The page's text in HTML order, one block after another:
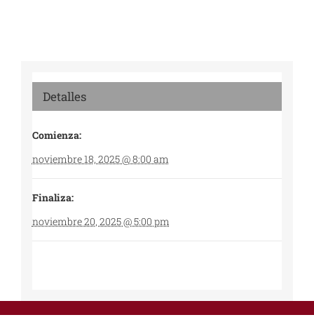
Detalles
Comienza:
noviembre 18, 2025 @ 8:00 am
Finaliza:
noviembre 20, 2025 @ 5:00 pm